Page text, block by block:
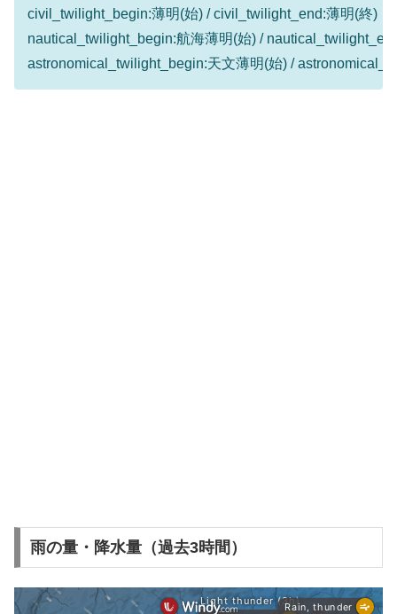
civil_twilight_begin:薄明(始) / civil_twilight_end:薄明(終)
nautical_twilight_begin:航海薄明(始) /
astronomical_twilight_begin:天文薄明(始) /
雨の量・降水量（過去3時間）